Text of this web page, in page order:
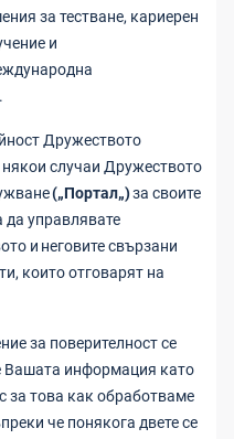
за тестване, кариерен
и
.
Дружеството
случаи Дружеството
(„Портал„)за своите
да управлявате
и неговите свързани
които отговарят на
за поверителност се
Вашата информация като
за това как обработваме
че понякога двете се